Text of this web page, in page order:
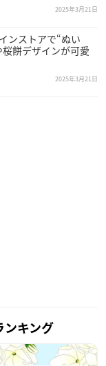
2025年3月21日
ンストアで“ぬい
餅デザインが可愛
2025年3月21日
ンキング